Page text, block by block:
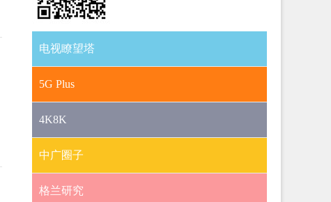
电视瞭望塔
5G Plus
4K8K
中广圈子
格兰研究